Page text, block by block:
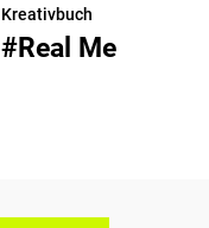
Kreativbuch
#Real Me